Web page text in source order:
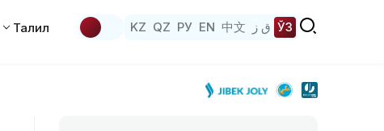
Таҳлил KZ QZ РУ EN 中文 ق ز ЎЗ